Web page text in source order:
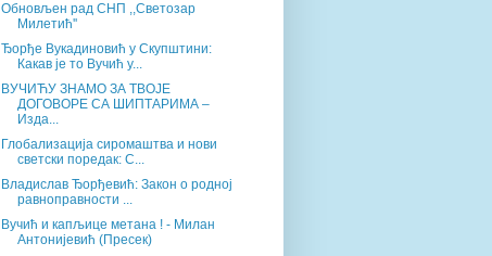
Обновљен рад СНП ,,Светозар
Милетић''
Ђорђе Вукадиновић у Скупштини:
Какав је то Вучић у...
ВУЧИЋУ ЗНАМО ЗА ТВОЈЕ
ДОГОВОРЕ СА ШИПТАРИМА –
Изда...
Глобализација сиромаштва и нови
светски поредак: С...
Владислав Ђорђевић: Закон о родној
равноправности ...
Вучић и капљице метана ! - Милан
Антонијевић (Пресек)